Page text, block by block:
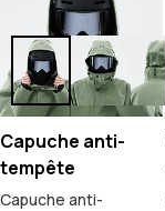
Capuche anti-
tempête
Capuche anti-